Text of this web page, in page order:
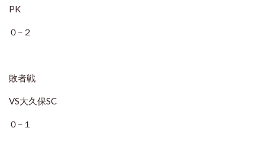
PK
０−２
敗者戦
VS大久保SC
０−１